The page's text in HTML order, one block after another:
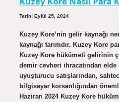
Tarih: Eylül 25, 2024
Kuzey Kore’nin gelir kaynağı
kaynağı tarımdır. Kuzey Kore
Kuzey Kore hükümeti gelirinin
demir cevheri ihracatından elde
uyuşturucu satışlarından,
bilgisayar korsanlığından
Haziran 2024 Kuzey Kore